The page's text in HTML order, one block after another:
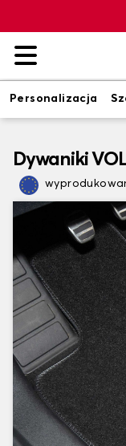
Personalizacja
Dywaniki